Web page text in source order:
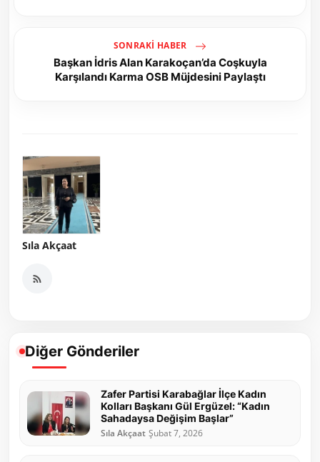
SONRAKI HABER
Başkan İdris Alan Karakoçan’da Coşkuyla
Karşılandı Karma OSB Müjdesini Paylaştı
Sıla Akçaat
Diğer Gönderiler
Zafer Partisi Karabağlar İlçe Kadın
Kolları Başkanı Gül Ergüzel: “Kadın
Sahadaysa Değişim Başlar”
Sıla Akçaat Şubat 7, 2026